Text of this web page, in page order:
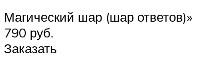
Магический шар (шар ответов)»
790 руб.
Заказать